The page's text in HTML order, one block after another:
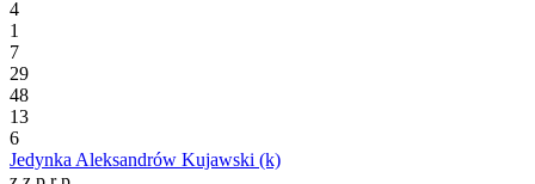
4
1
7
29
48
13
6
Jedynka Aleksandrów Kujawski (k)